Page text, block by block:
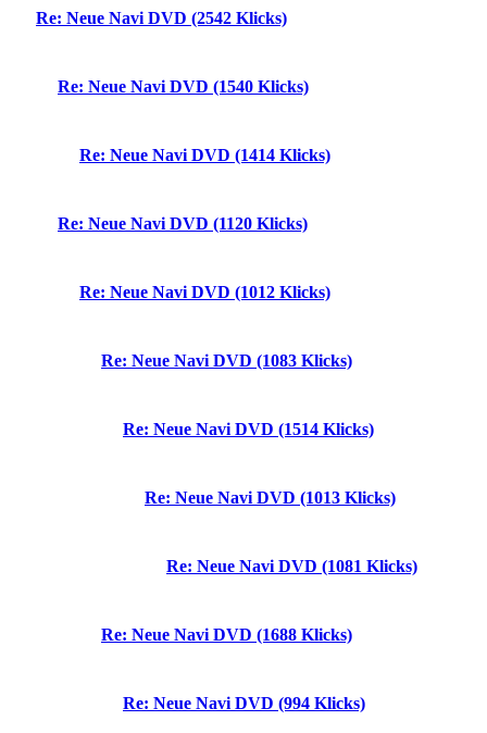
Re: Neue Navi DVD (2542 Klicks)
Re: Neue Navi DVD (1540 Klicks)
Re: Neue Navi DVD (1414 Klicks)
Re: Neue Navi DVD (1120 Klicks)
Re: Neue Navi DVD (1012 Klicks)
Re: Neue Navi DVD (1083 Klicks)
Re: Neue Navi DVD (1514 Klicks)
Re: Neue Navi DVD (1013 Klicks)
Re: Neue Navi DVD (1081 Klicks)
Re: Neue Navi DVD (1688 Klicks)
Re: Neue Navi DVD (994 Klicks)